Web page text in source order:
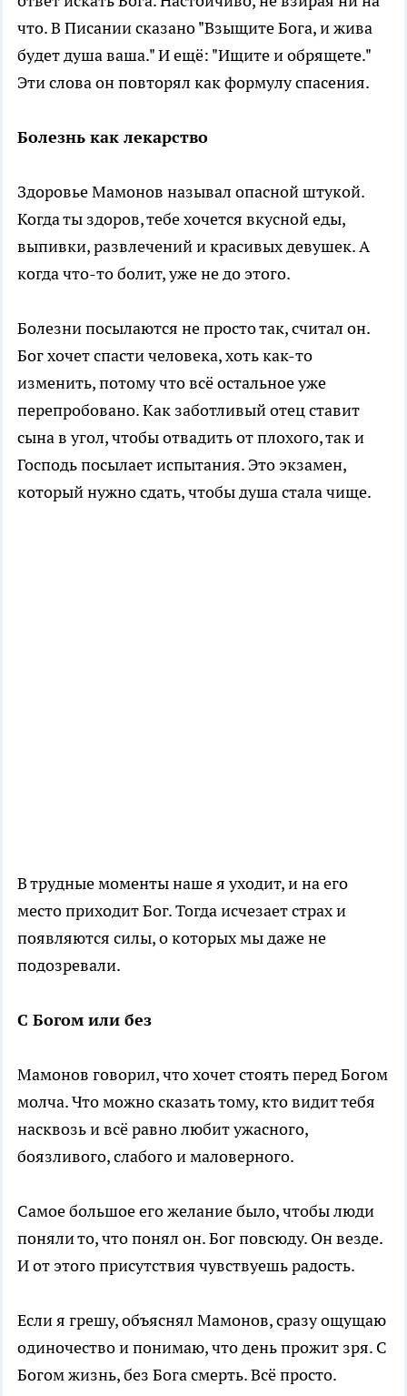
что. В Писании сказано "Взыщите Бога, и жива
будет душа ваша." И ещё: "Ищите и обрящете."
Эти слова он повторял как формулу спасения.
Болезнь как лекарство
Здоровье Мамонов называл опасной штукой.
Когда ты здоров, тебе хочется вкусной еды,
выпивки, развлечений и красивых девушек. А
когда что-то болит, уже не до этого.
Болезни посылаются не просто так, считал он.
Бог хочет спасти человека, хоть как-то
изменить, потому что всё остальное уже
перепробовано. Как заботливый отец ставит
сына в угол, чтобы отвадить от плохого, так и
Господь посылает испытания. Это экзамен,
который нужно сдать, чтобы душа стала чище.
В трудные моменты наше я уходит, и на его
место приходит Бог. Тогда исчезает страх и
появляются силы, о которых мы даже не
подозревали.
С Богом или без
Мамонов говорил, что хочет стоять перед Богом
молча. Что можно сказать тому, кто видит тебя
насквозь и всё равно любит ужасного,
боязливого, слабого и маловерного.
Самое большое его желание было, чтобы люди
поняли то, что понял он. Бог повсюду. Он везде.
И от этого присутствия чувствуешь радость.
Если я грешу, объяснял Мамонов, сразу ощущаю
одиночество и понимаю, что день прожит зря. С
Богом жизнь, без Бога смерть. Всё просто.